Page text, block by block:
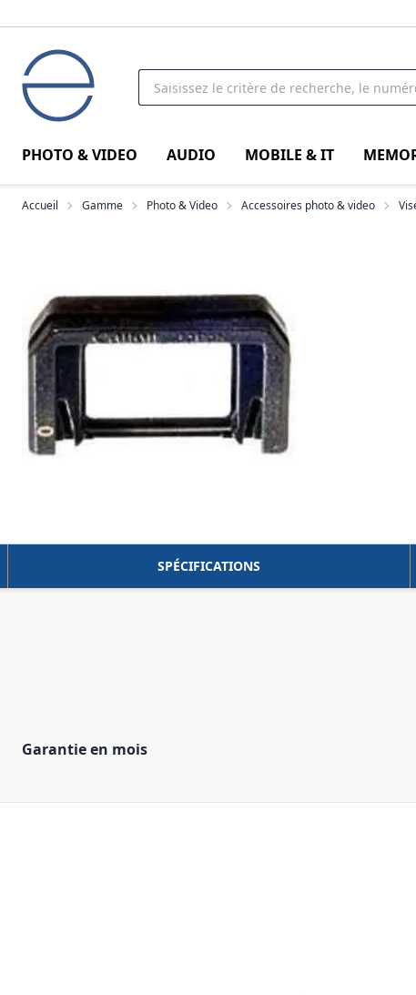
PHOTO & VIDEO AUDIO MOBILE & IT
Accueil Gamme Photo & Video Accessoires photo & video
SPÉCIFICATIONS
Garantie en mois